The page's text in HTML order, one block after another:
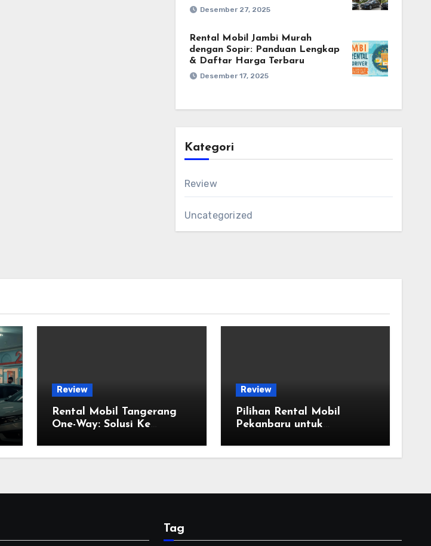
Desember 27, 2025
Rental Mobil Jambi Murah
dengan Sopir: Panduan Lengkap
& Daftar Harga Terbaru
Desember 17, 2025
Kategori
Review
Uncategorized
Review
Rental Mobil Tangerang
One-Way: Solusi Ke
Review
Pilihan Rental Mobil
Pekanbaru untuk
Tips Memilihnya
Tag